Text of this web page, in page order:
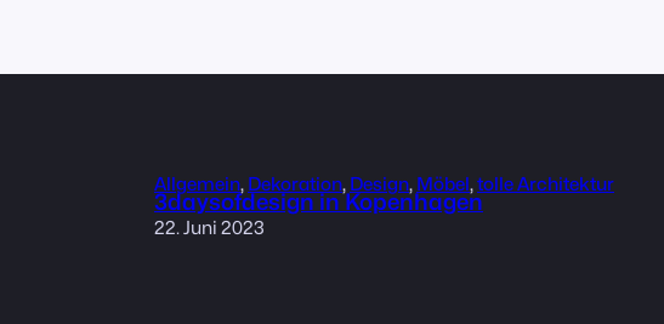
Allgemein, Dekoration, Design, Möbel, tolle Architektur
3daysofdesign in Kopenhagen
22. Juni 2023